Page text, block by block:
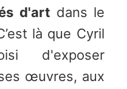
d'art dans le
là que Cyril
d'exposer
œuvres, aux